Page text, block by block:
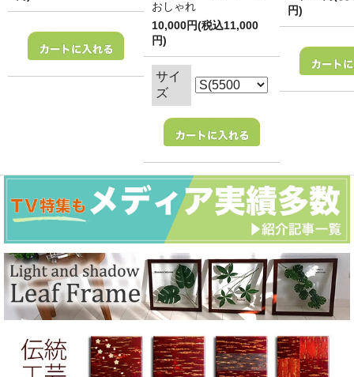
おしゃれ
10,000円(税込11,000
円)
サイ
ズ
円)